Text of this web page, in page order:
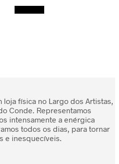
loja física no Largo dos Artistas,
Conde. Representamos
intensamente a enérgica
todos os dias, para tornar
e inesquecíveis.